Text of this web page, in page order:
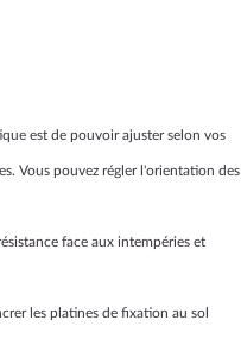
est de pouvoir ajuster selon vos
Vous pouvez régler l'orientation des
face aux intempéries et
les platines de fixation au sol